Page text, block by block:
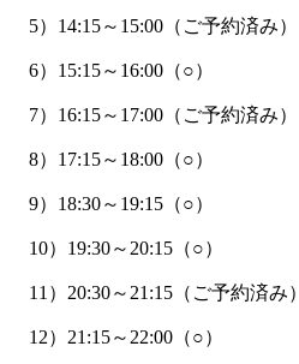
5）14:15～15:00（ご予約済み）
6）15:15～16:00（○）
7）16:15～17:00（ご予約済み）
8）17:15～18:00（○）
9）18:30～19:15（○）
10）19:30～20:15（○）
11）20:30～21:15（ご予約済み）
12）21:15～22:00（○）